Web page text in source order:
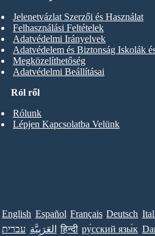
Ról ről
Rólunk
Lépjen Kapcsolatba Velünk
Jelenetvázlat Szerzői és Használat
Felhasználási Feltételek
Adatvédelmi Irányelvek
Adatvédelem és Biztonság Iskolák
Megközelíthetőség
Adatvédelmi Beállításai
English Español Français Deutsch
עברית العَرَبِيَّة हिन्दी ру́сский язы́к